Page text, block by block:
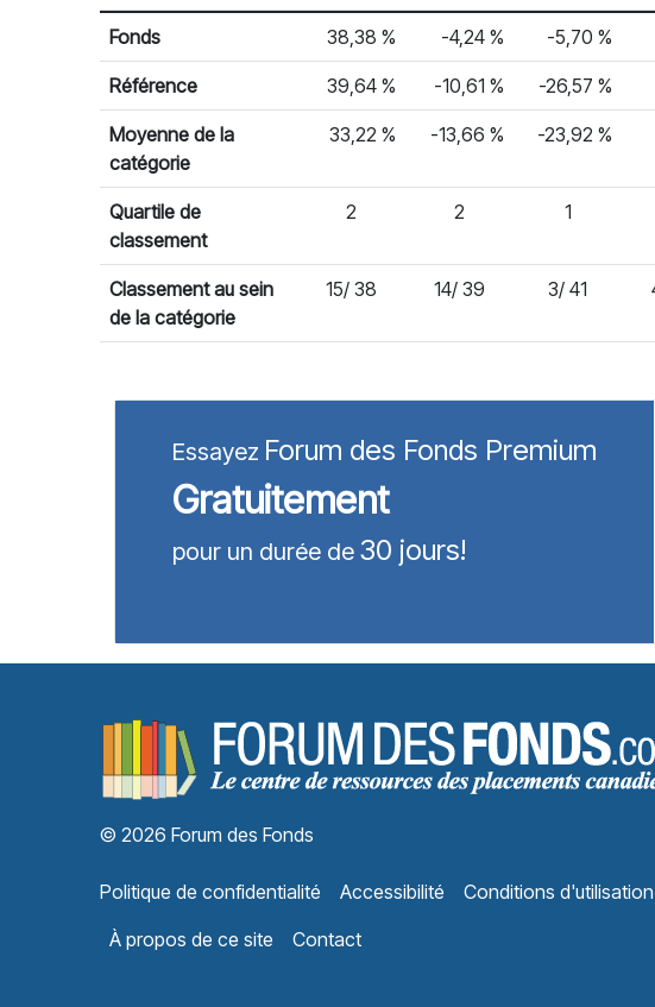
Rendement par année civile
% Rendement
Fonds 38,38 % -4,24 % -5,70 %
Référence 39,64 % -10,61 % -26,57 %
Moyenne de la
catégorie
33,22 % -13,66 % -23,92 %
Quartile de
classement
2 2 1
Classement au sein
de la catégorie
15/ 38 14/ 39 3/ 41
Essayez Forum des Fonds Premium
Gratuitement
pour un durée de 30 jours!
© 2026 Forum des Fonds
Politique de confidentialité Accessibilité
Conditions d'utilisation
À propos de ce site
Contact